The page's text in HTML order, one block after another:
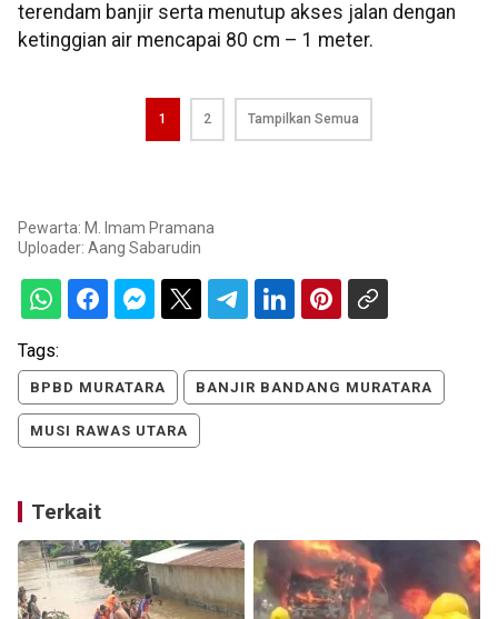
terendam banjir serta menutup akses jalan dengan
ketinggian air mencapai 80 cm – 1 meter.
1 2 Tampilkan Semua
Pewarta: M. Imam Pramana
Uploader: Aang Sabarudin
Tags:
BPBD MURATARA BANJIR BANDANG MURATARA
MUSI RAWAS UTARA
Terkait